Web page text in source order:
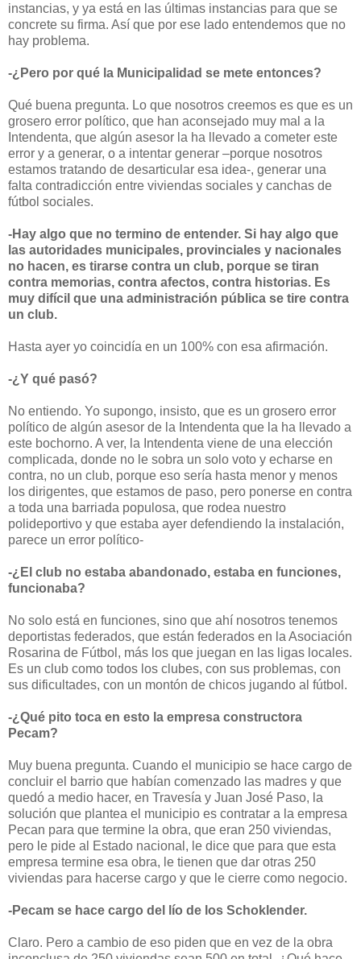
instancias, y ya está en las últimas instancias para que se
concrete su firma. Así que por ese lado entendemos que no
hay problema.
-¿Pero por qué la Municipalidad se mete entonces?
Qué buena pregunta. Lo que nosotros creemos es que es un
grosero error político, que han aconsejado muy mal a la
Intendenta, que algún asesor la ha llevado a cometer este
error y a generar, o a intentar generar –porque nosotros
estamos tratando de desarticular esa idea-, generar una
falta contradicción entre viviendas sociales y canchas de
fútbol sociales.
-Hay algo que no termino de entender. Si hay algo que
las autoridades municipales, provinciales y nacionales
no hacen, es tirarse contra un club, porque se tiran
contra memorias, contra afectos, contra historias. Es
muy difícil que una administración pública se tire contra
un club.
Hasta ayer yo coincidía en un 100% con esa afirmación.
-¿Y qué pasó?
No entiendo. Yo supongo, insisto, que es un grosero error
político de algún asesor de la Intendenta que la ha llevado a
este bochorno. A ver, la Intendenta viene de una elección
complicada, donde no le sobra un solo voto y echarse en
contra, no un club, porque eso sería hasta menor y menos
los dirigentes, que estamos de paso, pero ponerse en contra
a toda una barriada populosa, que rodea nuestro
polideportivo y que estaba ayer defendiendo la instalación,
parece un error político-
-¿El club no estaba abandonado, estaba en funciones,
funcionaba?
No solo está en funciones, sino que ahí nosotros tenemos
deportistas federados, que están federados en la Asociación
Rosarina de Fútbol, más los que juegan en las ligas locales.
Es un club como todos los clubes, con sus problemas, con
sus dificultades, con un montón de chicos jugando al fútbol.
-¿Qué pito toca en esto la empresa constructora
Pecam?
Muy buena pregunta. Cuando el municipio se hace cargo de
concluir el barrio que habían comenzado las madres y que
quedó a medio hacer, en Travesía y Juan José Paso, la
solución que plantea el municipio es contratar a la empresa
Pecan para que termine la obra, que eran 250 viviendas,
pero le pide al Estado nacional, le dice que para que esta
empresa termine esa obra, le tienen que dar otras 250
viviendas para hacerse cargo y que le cierre como negocio.
-Pecam se hace cargo del lío de los Schoklender.
Claro. Pero a cambio de eso piden que en vez de la obra